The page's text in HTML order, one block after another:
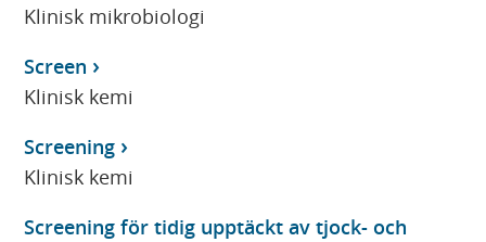
Klinisk mikrobiologi
Screen
Klinisk kemi
Screening
Klinisk kemi
Screening för tidig upptäckt av tjock- och